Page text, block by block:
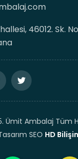
46012. Sk.
Ambalaj Tüm
SEO HD